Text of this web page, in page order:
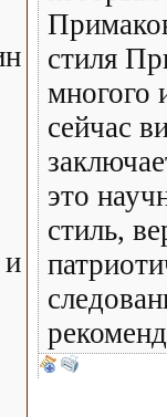
стиля
многого
сейчас
это
стиль,